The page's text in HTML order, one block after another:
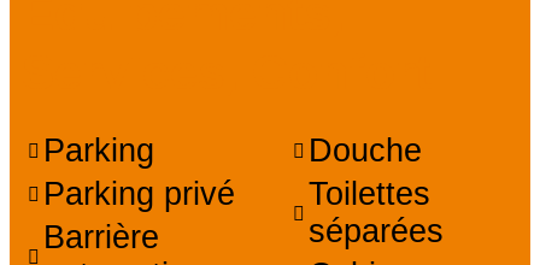
Parking
Parking privé
Barrière
Douche
Toilettes
séparées